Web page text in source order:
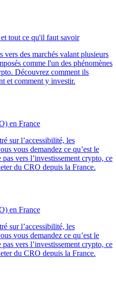
tout ce qu'il faut savoir
vers des marchés valant plusieurs
comme l'un des phénomènes
Découvrez comment ils
et comment y investir.
en France
sur l’accessibilité, les
vous demandez ce qu’est le
vers l’investissement crypto, ce
du CRO depuis la France.
en France
sur l’accessibilité, les
vous demandez ce qu’est le
vers l’investissement crypto, ce
du CRO depuis la France.